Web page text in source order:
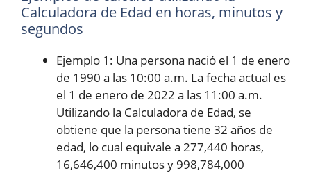
Calculadora de Edad en horas, minutos y
segundos
Ejemplo 1: Una persona nació el 1 de enero
de 1990 a las 10:00 a.m. La fecha actual es
el 1 de enero de 2022 a las 11:00 a.m.
Utilizando la Calculadora de Edad, se
obtiene que la persona tiene 32 años de
edad, lo cual equivale a 277,440 horas,
16,646,400 minutos y 998,784,000